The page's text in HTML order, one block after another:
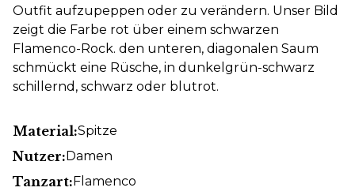
Outfit aufzupeppen oder zu verändern. Unser Bild
zeigt die Farbe rot über einem schwarzen
Flamenco-Rock. den unteren, diagonalen Saum
schmückt eine Rüsche, in dunkelgrün-schwarz
schillernd, schwarz oder blutrot.
Material:Spitze
Nutzer:Damen
Tanzart:Flamenco